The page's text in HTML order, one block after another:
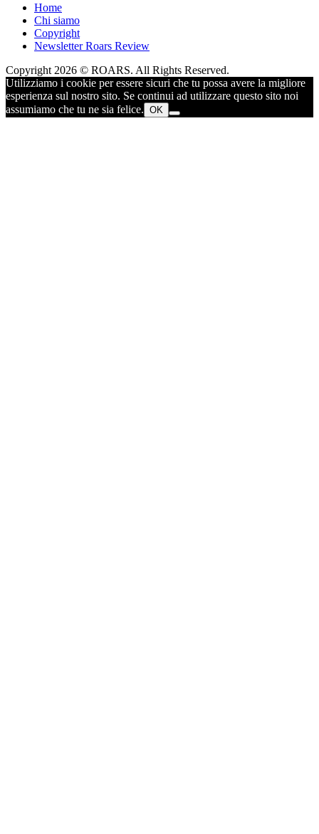
Home
Chi siamo
Copyright
Newsletter Roars Review
Copyright 2026 © ROARS. All Rights Reserved.
Utilizziamo i cookie per essere sicuri che tu possa avere la migliore
esperienza sul nostro sito. Se continui ad utilizzare questo sito noi
assumiamo che tu ne sia felice. OK